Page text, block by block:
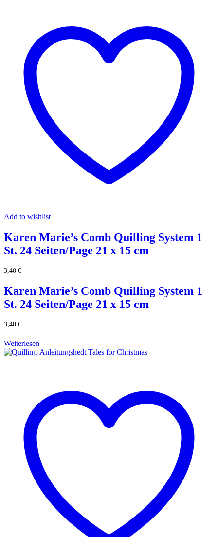
Add to wishlist
Karen Marie’s Comb Quilling System 1
St. 24 Seiten/Page 21 x 15 cm
3,40 €
Karen Marie’s Comb Quilling System 1
St. 24 Seiten/Page 21 x 15 cm
3,40 €
Weiterlesen